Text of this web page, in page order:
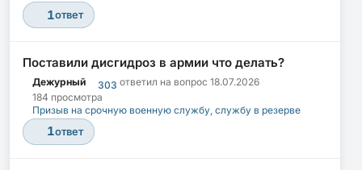
1ответ
Поставили дисгидроз в армии что делать?
Дежурный 303 ответил на вопрос 18.07.2026
184 просмотра
Призыв на срочную военную службу, службу в резерве
1ответ